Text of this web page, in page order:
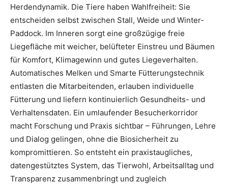
Herdendynamik. Die Tiere haben Wahlfreiheit: Sie
entscheiden selbst zwischen Stall, Weide und Winter-
Paddock. Im Inneren sorgt eine großzügige freie
Liegefläche mit weicher, belüfteter Einstreu und Bäumen
für Komfort, Klimagewinn und gutes Liegeverhalten.
Automatisches Melken und Smarte Fütterungstechnik
entlasten die Mitarbeitenden, erlauben individuelle
Fütterung und liefern kontinuierlich Gesundheits- und
Verhaltensdaten. Ein umlaufender Besucherkorridor
macht Forschung und Praxis sichtbar – Führungen, Lehre
und Dialog gelingen, ohne die Biosicherheit zu
kompromittieren. So entsteht ein praxistaugliches,
datengestütztes System, das Tierwohl, Arbeitsalltag und
Transparenz zusammenbringt und zugleich